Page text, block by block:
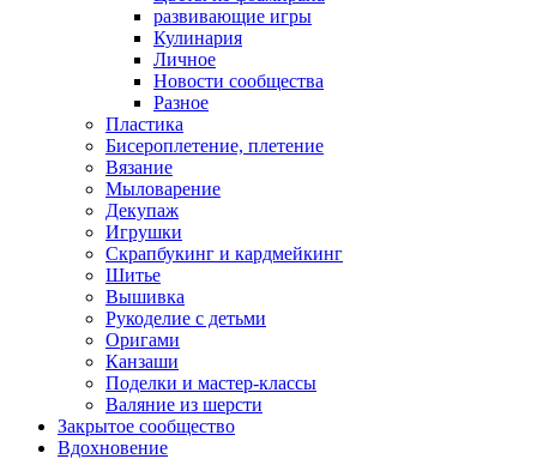
развивающие игры
Кулинария
Личное
Новости сообщества
Разное
Пластика
Бисероплетение, плетение
Вязание
Мыловарение
Декупаж
Игрушки
Скрапбукинг и кардмейкинг
Шитье
Вышивка
Рукоделие с детьми
Оригами
Канзаши
Поделки и мастер-классы
Валяние из шерсти
Закрытое сообщество
Вдохновение